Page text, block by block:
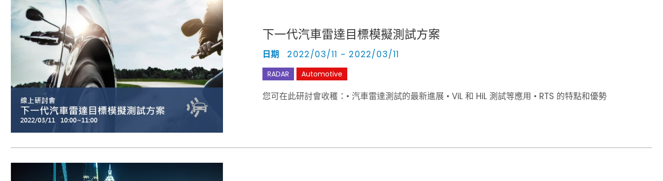
下一代汽車雷達目標模擬測試方案
日期 2022/03/11 ~ 2022/03/11
RADAR Automotive
您可在此研討會收穫：• 汽車雷達測試的最新進展 • ViL 和 HiL 測試等應用 • RTS 的特點和優勢